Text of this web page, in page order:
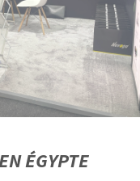
ÉGYPTE